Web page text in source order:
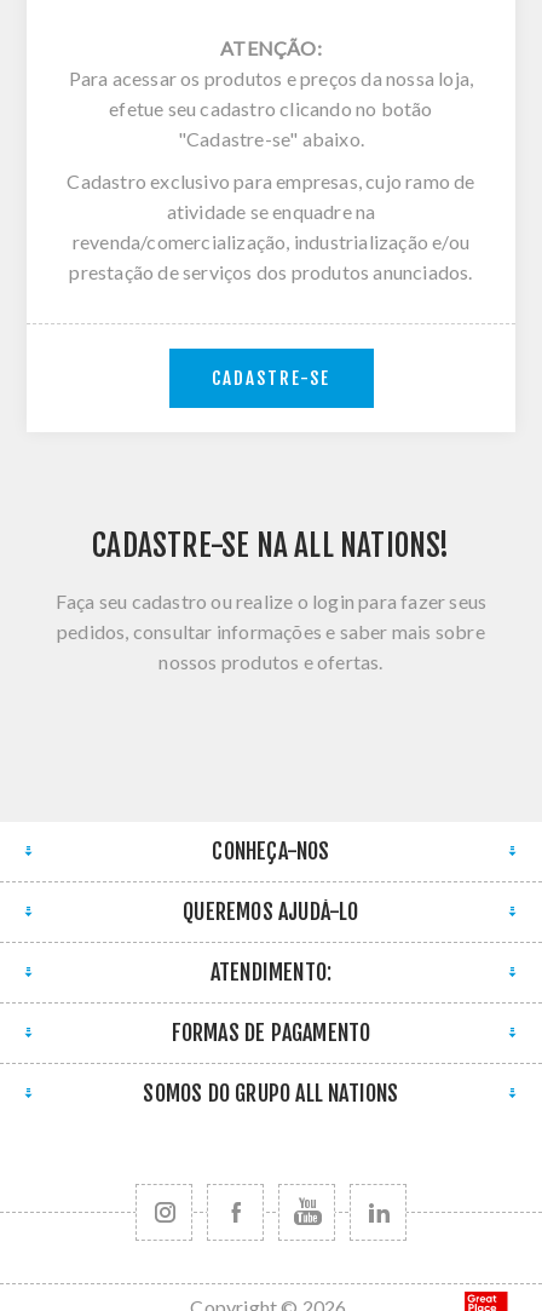
ATENÇÃO:
Para acessar os produtos e preços da nossa loja,
efetue seu cadastro clicando no botão
"Cadastre-se" abaixo.
Cadastro exclusivo para empresas, cujo ramo de
atividade se enquadre na
revenda/comercialização, industrialização e/ou
prestação de serviços dos produtos anunciados.
CADASTRE-SE
CADASTRE-SE NA ALL NATIONS!
Faça seu cadastro ou realize o login para fazer seus
pedidos, consultar informações e saber mais sobre
nossos produtos e ofertas.
CONHEÇA-NOS
QUEREMOS AJUDÁ-LO
ATENDIMENTO:
FORMAS DE PAGAMENTO
SOMOS DO GRUPO ALL NATIONS